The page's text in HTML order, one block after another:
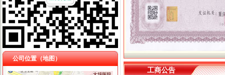
公司位置（地图）
工商公告